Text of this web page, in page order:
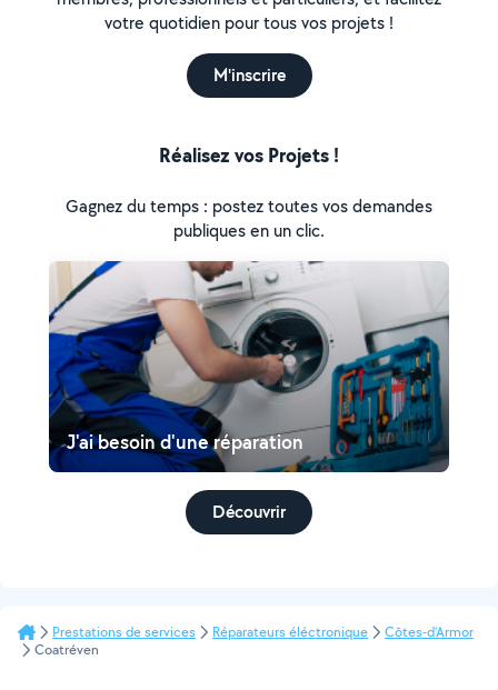
votre quotidien pour tous vos projets !
M'inscrire
Réalisez vos Projets !
Gagnez du temps : postez toutes vos demandes
publiques en un clic.
J'ai besoin d'une réparation
Découvrir
Prestations de services Réparateurs éléctronique
Côtes-d'Armor
Coatréven